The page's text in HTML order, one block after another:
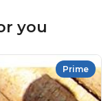
you
Prime